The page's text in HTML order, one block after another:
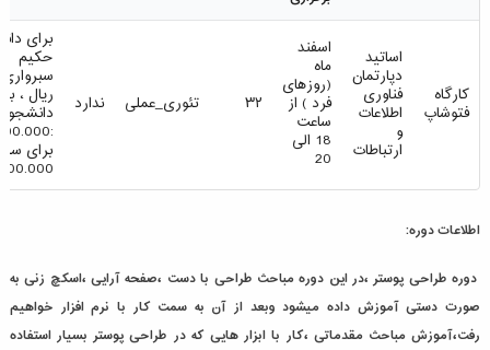
کارگاه
فتوشاپ
اساتید
دپارتمان
فناوری
اطلاعات
و
ارتباطات
اسفند
ماه
(روزهای
فرد ) از
ساعت
18 الی
20
۳۲ تئوری_عملی ندارد
برای
حکیم
ریال ،
برای
1.700.000
اطلاعات دوره:
دوره طراحی پوستر ،در این دوره مباحث طراحی با دست ،صفحه آرایی ،اسکچ زنی به
صورت دستی آموزش داده میشود وبعد از آن به سمت کار با نرم افزار خواهیم
رفت،آموزش مباحث مقدماتی ،کار با ابزار هایی که در طراحی پوستر بسیار استفاده